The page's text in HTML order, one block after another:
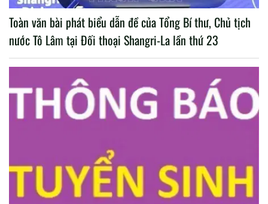
Toàn văn bài phát biểu dẫn đề của Tổng Bí thư, Chủ tịch
nước Tô Lâm tại Đối thoại Shangri-La lần thứ 23